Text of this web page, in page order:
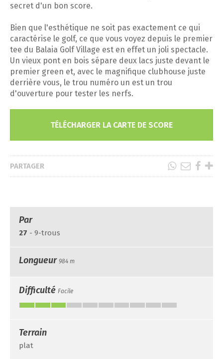
secret d'un bon score.
Bien que l'esthétique ne soit pas exactement ce qui
caractérise le golf, ce que vous voyez depuis le premier
tee du Balaia Golf Village est en effet un joli spectacle.
Un vieux pont en bois sépare deux lacs juste devant le
premier green et, avec le magnifique clubhouse juste
derrière vous, le trou numéro un est un trou
d'ouverture pour tester les nerfs.
TÉLÉCHARGER LA CARTE DE SCORE
PARTAGER
Par
27 - 9-trous
Longueur 984 m
Difficulté Facile
Terrain
plat